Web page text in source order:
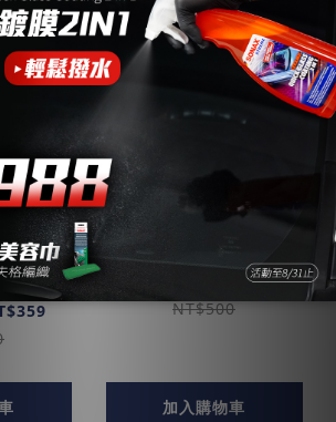
|
空調香氛
NT$500
加入購物車